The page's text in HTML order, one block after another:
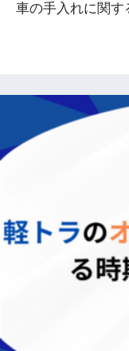
車の手入れに関す